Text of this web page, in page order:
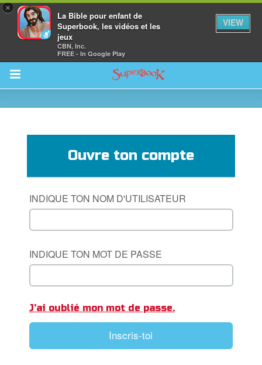
×
La Bible pour enfant de
Superbook, les vidéos et les
jeux
CBN, Inc.
FREE - In Google Play
VIEW
Return to Content
Ouvre ton compte
INDIQUE TON NOM D'UTILISATEUR
INDIQUE TON MOT DE PASSE
J'ai oublié mon mot de passe.
Inscris-toi